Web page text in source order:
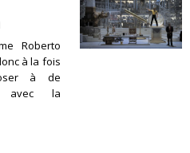
Roberto
à la fois
à de
avec la